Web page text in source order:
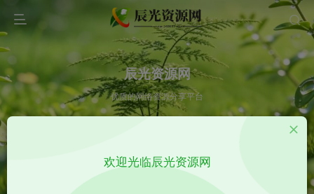
辰光资源网
优质的网络资源分享平台
欢迎光临辰光资源网